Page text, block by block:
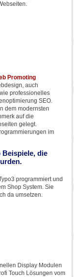
Promoting
auch
professionelles
SEO.
dem modernsten
auf die
gelegt.
im
die
programmiert und
Shop System. Sie
da umsetzen.
Display Modulen
Touch Lösungen vom